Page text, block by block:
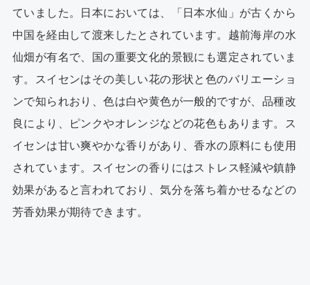
ていました。日本においては、「日本水仙」が古くから
中国を経由して渡来したとされています。越前海岸の水
仙畑が有名で、国の重要文化的景観にも選定されていま
す。スイセンはその美しい花の形状と色のバリエーショ
ンで知られおり、色は白や黄色が一般的ですが、品種改
良により、ピンクやオレンジなどの花色もあります。ス
イセンは甘い爽やかな香りがあり、香水の原料にも使用
されています。スイセンの香りにはストレス軽減や鎮静
効果があると言われており、気分を落ち着かせるなどの
芳香効果が期待できます。